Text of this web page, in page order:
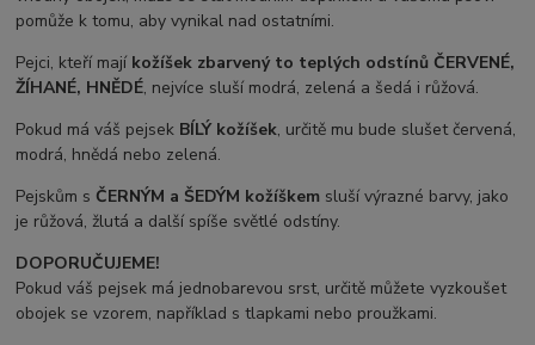
pomůže k tomu, aby vynikal nad ostatními.
Pejci, kteří mají kožíšek zbarvený to teplých odstínů ČERVENÉ,
ŽÍHANÉ, HNĚDÉ, nejvíce sluší modrá, zelená a šedá i růžová.
Pokud má váš pejsek BÍLÝ kožíšek, určitě mu bude slušet červená,
modrá, hnědá nebo zelená.
Pejskům s ČERNÝM a ŠEDÝM kožíškem sluší výrazné barvy, jako
je růžová, žlutá a další spíše světlé odstíny.
DOPORUČUJEME!
Pokud váš pejsek má jednobarevou srst, určitě můžete vyzkoušet
obojek se vzorem, například s tlapkami nebo proužkami.